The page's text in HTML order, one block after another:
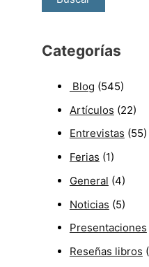
Categorías
Blog (545)
Artículos (22)
Entrevistas (55)
Ferias (1)
General (4)
Noticias (5)
Presentaciones
Reseñas libros